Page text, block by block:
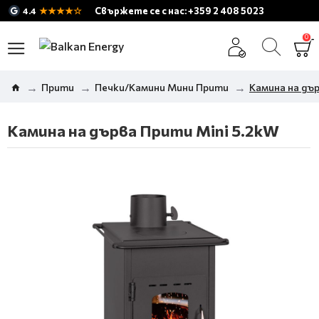
4.4 ★★★★☆ Свържете се с нас: +359 2 408 5023
0
Прити Печки/Камини Мини Прити Камина на
Камина на дърва Прити Mini 5.2kW